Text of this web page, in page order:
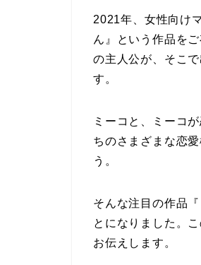
2021年、女性向け
ん』という作品を
の主人公が、そこ
す。
ミーコと、ミーコ
ちのさまざまな恋
う。
そんな注目の作品
とになりました。
お伝えします。